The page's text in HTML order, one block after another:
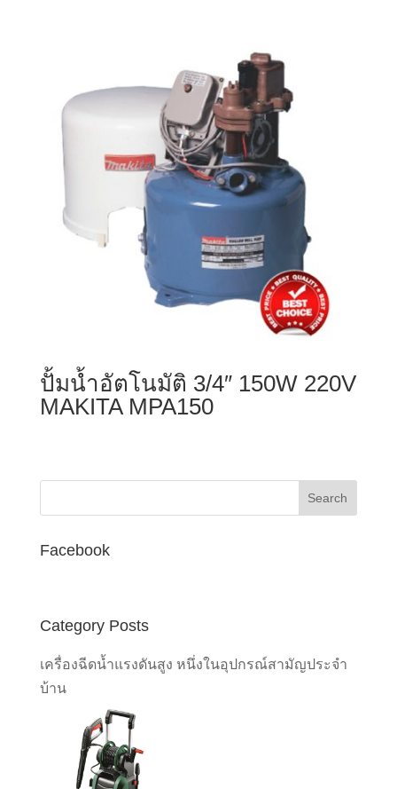
ปั้มน้ำอัตโนมัติ 3/4″ 150W 220V
MAKITA MPA150
Facebook
Category Posts
เครื่องฉีดน้ำแรงดันสูง หนึ่งในอุปกรณ์สามัญประจำ
บ้าน